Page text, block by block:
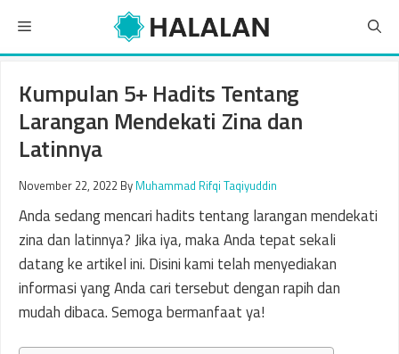
content
Menu
Kumpulan 5+ Hadits Tentang
Larangan Mendekati Zina dan
Latinnya
November 22, 2022 By Muhammad Rifqi Taqiyuddin
Anda sedang mencari hadits tentang larangan mendekati
zina dan latinnya? Jika iya, maka Anda tepat sekali
datang ke artikel ini. Disini kami telah menyediakan
informasi yang Anda cari tersebut dengan rapih dan
mudah dibaca. Semoga bermanfaat ya!